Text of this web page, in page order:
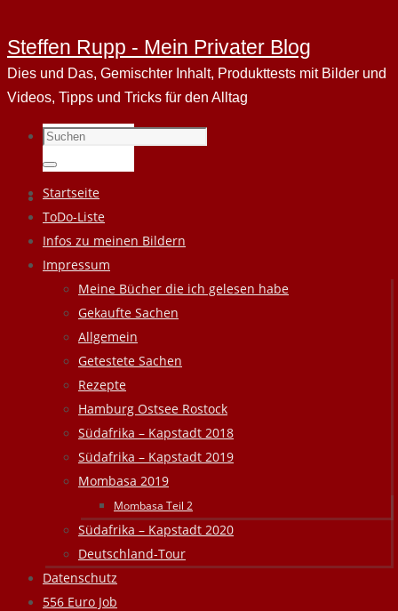
Steffen Rupp - Mein Privater Blog
Dies und Das, Gemischter Inhalt, Produkttests mit Bilder und
Videos, Tipps und Tricks für den Alltag
Suchen
nach:
Suchen
Zum
Inhalt
springen
Startseite
ToDo-Liste
Infos zu meinen Bildern
Impressum
Meine Bücher die ich gelesen habe
Gekaufte Sachen
Allgemein
Getestete Sachen
Rezepte
Hamburg Ostsee Rostock
Südafrika – Kapstadt 2018
Südafrika – Kapstadt 2019
Mombasa 2019
Mombasa Teil 2
Südafrika – Kapstadt 2020
Deutschland-Tour
Datenschutz
556 Euro Job